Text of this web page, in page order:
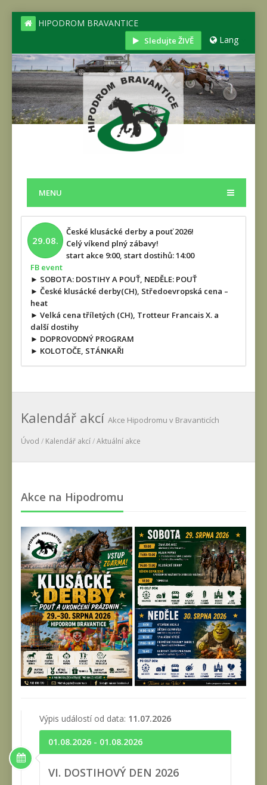
HIPODROM BRAVANTICE
Sledujte ŽIVĚ Lang
MENU
29.08.
České klusácké derby a pouť 2026!
Celý víkend plný zábavy!
start akce 9:00, start dostihů: 14:00
FB event
► SOBOTA: DOSTIHY A POUŤ, NEDĚLE: POUŤ
► České klusácké derby(CH), Středoevropská cena –
heat
► Velká cena tříletých (CH), Trotteur Francais X. a
další dostihy
► DOPROVODNÝ PROGRAM
► KOLOTOČE, STÁNKAŘI
Kalendář akcí Akce Hipodromu v Bravanticích
Úvod / Kalendář akcí/Aktuální akce
Akce na Hipodromu
Výpis událostí od data: 11.07.2026
01.08.2026 - 01.08.2026
VI. DOSTIHOVÝ DEN 2026